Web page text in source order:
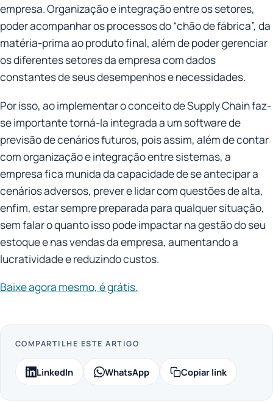
empresa. Organização e integração entre os setores,
poder acompanhar os processos do “chão de fábrica”, da
matéria-prima ao produto final, além de poder gerenciar
os diferentes setores da empresa com dados
constantes de seus desempenhos e necessidades.
Por isso, ao implementar o conceito de Supply Chain faz-
se importante torná-la integrada a um software de
previsão de cenários futuros, pois assim, além de contar
com organização e integração entre sistemas, a
empresa fica munida da capacidade de se antecipar a
cenários adversos, prever e lidar com questões de alta,
enfim, estar sempre preparada para qualquer situação,
sem falar o quanto isso pode impactar na gestão do seu
estoque e nas vendas da empresa, aumentando a
lucratividade e reduzindo custos.
Baixe agora mesmo, é grátis.
COMPARTILHE ESTE ARTIGO
LinkedIn WhatsApp Copiar link